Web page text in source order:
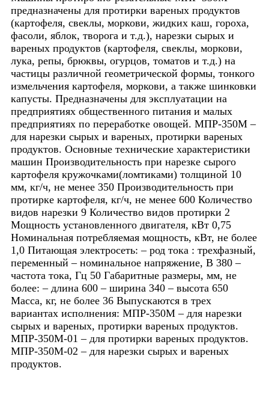
предназначены для протирки вареных продуктов
(картофеля, свеклы, моркови, жидких каш, гороха,
фасоли, яблок, творога и т.д.), нарезки сырых и
вареных продуктов (картофеля, свеклы, моркови,
лука, репы, брюквы, огурцов, томатов и т.д.) на
частицы различной геометрической формы, тонкого
измельчения картофеля, моркови, а также шинковки
капусты. Предназначены для эксплуатации на
предприятиях общественного питания и малых
предприятиях по переработке овощей. МПР-350М –
для нарезки сырых и вареных, протирки вареных
продуктов. Основные технические характеристики
машин Производительность при нарезке сырого
картофеля кружочками(ломтиками) толщиной 10
мм, кг/ч, не менее 350 Производительность при
протирке картофеля, кг/ч, не менее 600 Количество
видов нарезки 9 Количество видов протирки 2
Мощность установленного двигателя, кВт 0,75
Номинальная потребляемая мощность, кВт, не более
1,0 Питающая электросеть: – род тока : трехфазный,
переменный – номинальное напряжение, В 380 –
частота тока, Гц 50 Габаритные размеры, мм, не
более: – длина 600 – ширина 340 – высота 650
Масса, кг, не более 36 Выпускаются в трех
вариантах исполнения: МПР-350М – для нарезки
сырых и вареных, протирки вареных продуктов.
МПР-350М-01 – для протирки вареных продуктов.
МПР-350М-02 – для нарезки сырых и вареных
продуктов.